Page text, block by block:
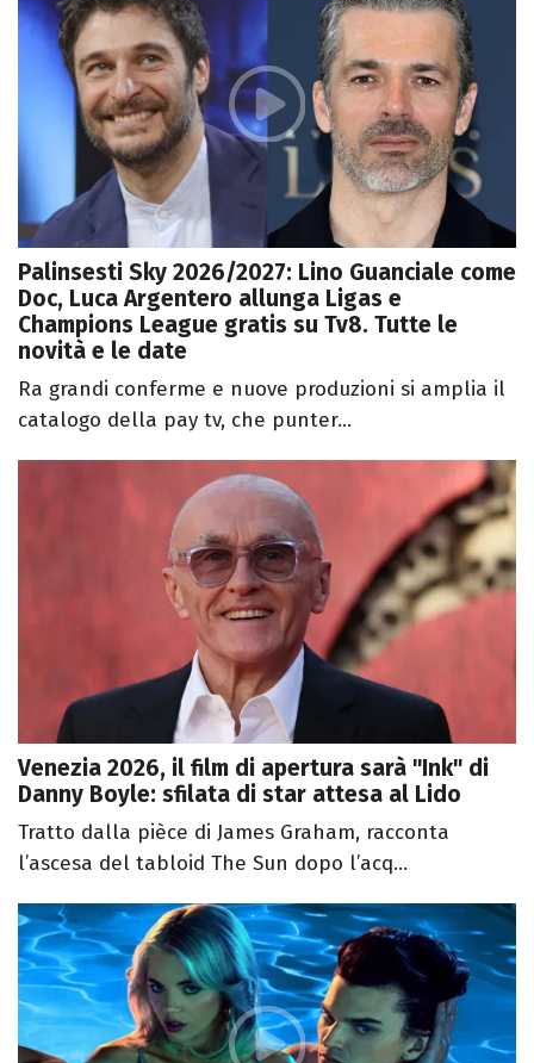
Palinsesti Sky 2026/2027: Lino Guanciale come
Doc, Luca Argentero allunga Ligas e
Champions League gratis su Tv8. Tutte le
novità e le date
Ra grandi conferme e nuove produzioni si amplia il
catalogo della pay tv, che punter...
Venezia 2026, il film di apertura sarà "Ink" di
Danny Boyle: sfilata di star attesa al Lido
Tratto dalla pièce di James Graham, racconta
l’ascesa del tabloid The Sun dopo l’acq...